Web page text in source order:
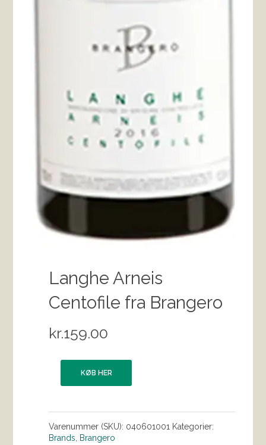
Langhe Arneis
Centofile fra Brangero
kr.159.00
KØB HER
Varenummer (SKU): 040601001 Kategorier:
Brands
Brangero